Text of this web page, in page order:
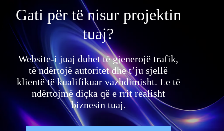
Gati për të nisur projektin
tuaj?
Website-i juaj duhet të gjenerojë trafik,
të ndërtojë autoritet dhe t’ju sjellë
klientë të kualifikuar vazhdimisht. Le të
ndërtojmë diçka që e rrit realisht
biznesin tuaj.